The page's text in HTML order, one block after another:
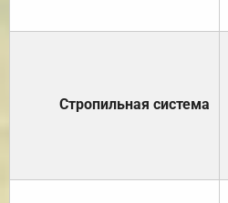
Стропильная система